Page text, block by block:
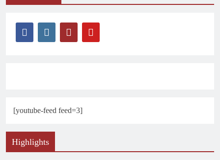
[youtube-feed feed=3]
Highlights